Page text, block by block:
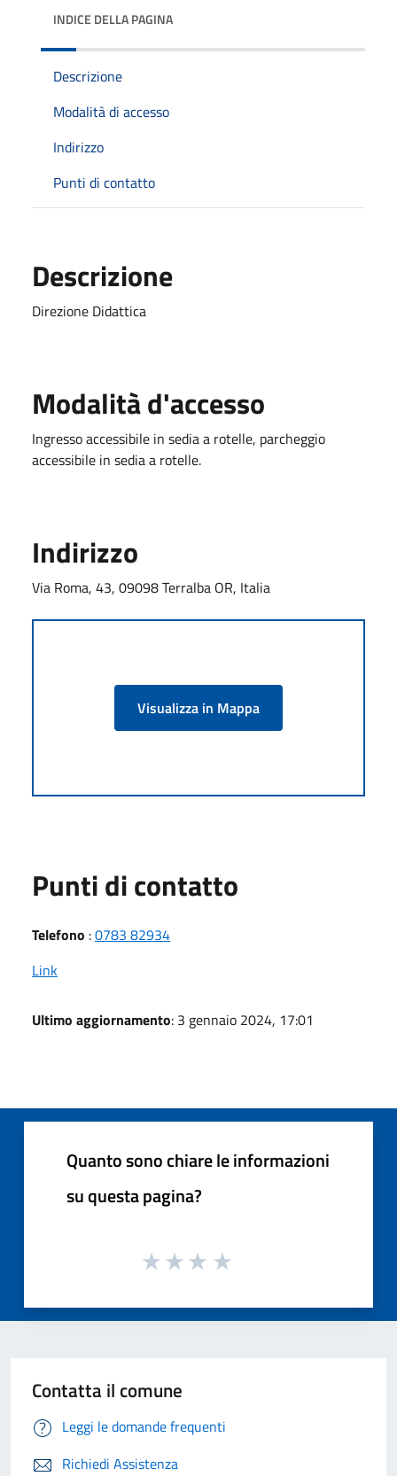
INDICE DELLA PAGINA
Descrizione
Modalità di accesso
Indirizzo
Punti di contatto
Descrizione
Direzione Didattica
Modalità d'accesso
Ingresso accessibile in sedia a rotelle, parcheggio
accessibile in sedia a rotelle.
Indirizzo
Via Roma, 43, 09098 Terralba OR, Italia
Visualizza in Mappa
Punti di contatto
Telefono :0783 82934
Link
Ultimo aggiornamento: 3 gennaio 2024, 17:01
Quanto sono chiare le informazioni
su questa pagina?
Contatta il comune
Leggi le domande frequenti
Richiedi Assistenza